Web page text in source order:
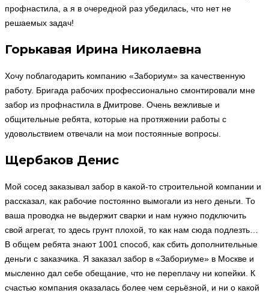
профнастила, а я в очередной раз убедилась, что нет не
решаемых задач!
Горькавая Ирина Николаевна
Хочу поблагодарить компанию «Забориум» за качественную
работу. Бригада рабочих профессионально смонтировали мне
забор из профнастила в Дмитрове. Очень вежливые и
общительные ребята, которые на протяжении работы с
удовольствием отвечали на мои постоянные вопросы.
Щербаков Денис
Мой сосед заказывал забор в какой-то строительной компании и
рассказал, как рабочие постоянно вымогали из него деньги. То
ваша проводка не выдержит сварки и нам нужно подключить
свой агрегат, то здесь грунт плохой, то как нам сюда подлезть…
В общем ребята знают 1001 способ, как сбить дополнительные
деньги с заказчика. Я заказал забор в «Забориуме» в Москве и
мысленно дал себе обещание, что не переплачу ни копейки. К
счастью компания оказалась более чем серьёзной, и ни о какой